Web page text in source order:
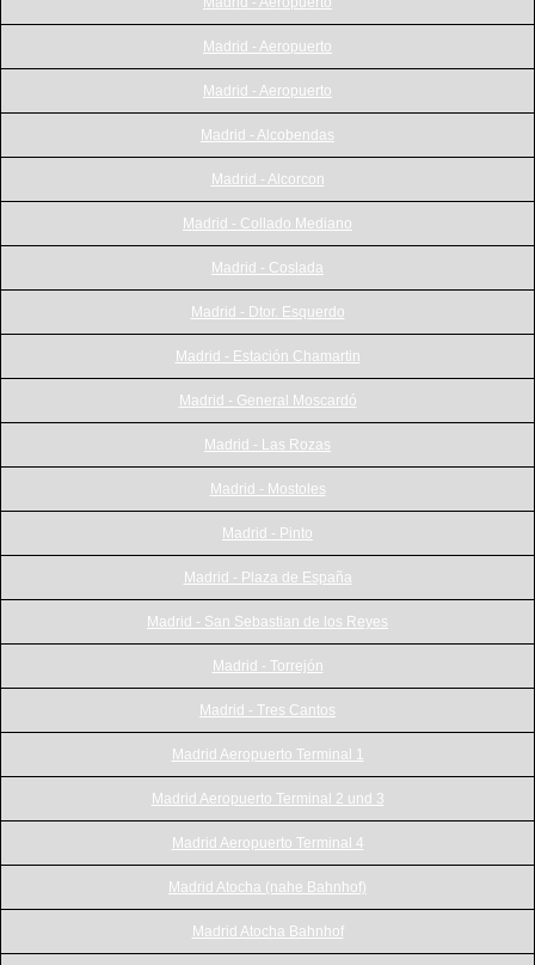
Madrid - Aeropuerto
Madrid - Aeropuerto
Madrid - Alcobendas
Madrid - Alcorcon
Madrid - Collado Mediano
Madrid - Coslada
Madrid - Dtor. Esquerdo
Madrid - Estación Chamartin
Madrid - General Moscardó
Madrid - Las Rozas
Madrid - Mostoles
Madrid - Pinto
Madrid - Plaza de España
Madrid - San Sebastian de los Reyes
Madrid - Torrejón
Madrid - Tres Cantos
Madrid Aeropuerto Terminal 1
Madrid Aeropuerto Terminal 2 und 3
Madrid Aeropuerto Terminal 4
Madrid Atocha (nahe Bahnhof)
Madrid Atocha Bahnhof